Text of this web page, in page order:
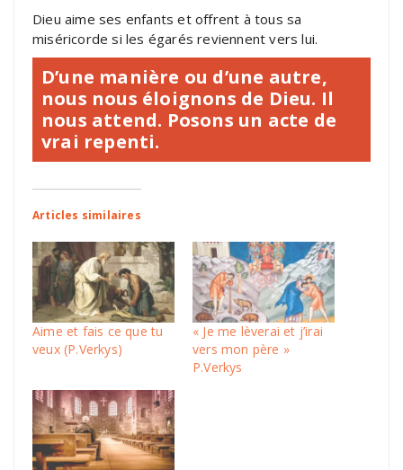
Dieu aime ses enfants et offrent à tous sa
miséricorde si les égarés reviennent vers lui.
D’une manière ou d’une autre,
nous nous éloignons de Dieu. Il
nous attend. Posons un acte de
vrai repenti.
Articles similaires
Aime et fais ce que tu
veux (P.Verkys)
« Je me lèverai et j’irai
vers mon père »
P.Verkys